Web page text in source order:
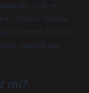
sayılarla, miktarla,
durumu: İnsanlar
gömlekli etler
mi?